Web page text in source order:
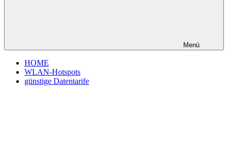
Menü
HOME
WLAN-Hotspots
günstige Datentarife